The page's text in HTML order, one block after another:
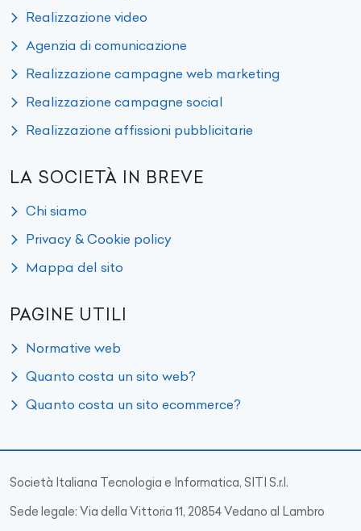
Realizzazione video
Agenzia di comunicazione
Realizzazione campagne web marketing
Realizzazione campagne social
Realizzazione affissioni pubblicitarie
LA SOCIETÀ IN BREVE
Chi siamo
Privacy & Cookie policy
Mappa del sito
PAGINE UTILI
Normative web
Quanto costa un sito web?
Quanto costa un sito ecommerce?
Società Italiana Tecnologia e Informatica, SITI S.r.l.
Sede legale: Via della Vittoria 11, 20854 Vedano al Lambro